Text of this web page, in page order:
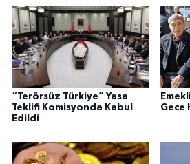
“Terörsüz Türkiye” Yasa
Teklifi Komisyonda Kabul
Edildi
Gece